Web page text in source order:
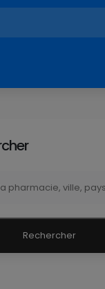
Rechercher